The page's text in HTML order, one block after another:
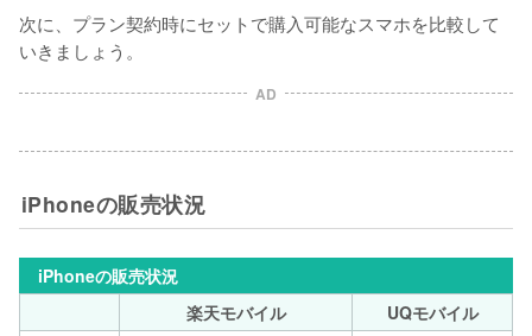
次に、プラン契約時にセットで購入可能なスマホを比較して
いきましょう。
AD
iPhoneの販売状況
iPhoneの販売状況
楽天モバイル
UQモバイル